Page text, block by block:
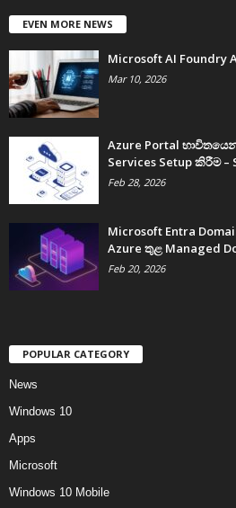
EVEN MORE NEWS
Microsoft AI Foundry
Mar 10, 2026
Azure Portal
Services Setup කිරීම –
Feb 28, 2026
Microsoft Entra
Azure තුළ Managed
Feb 20, 2026
POPULAR CATEGORY
News
Windows 10
Apps
Microsoft
Windows 10 Mobile